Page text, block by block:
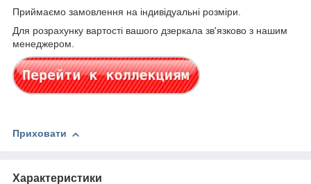
Приймаємо замовлення на індивідуальні розміри.
Для розрахунку вартості вашого дзеркала зв'язково з нашим
менеджером.
Приховати
Характеристики